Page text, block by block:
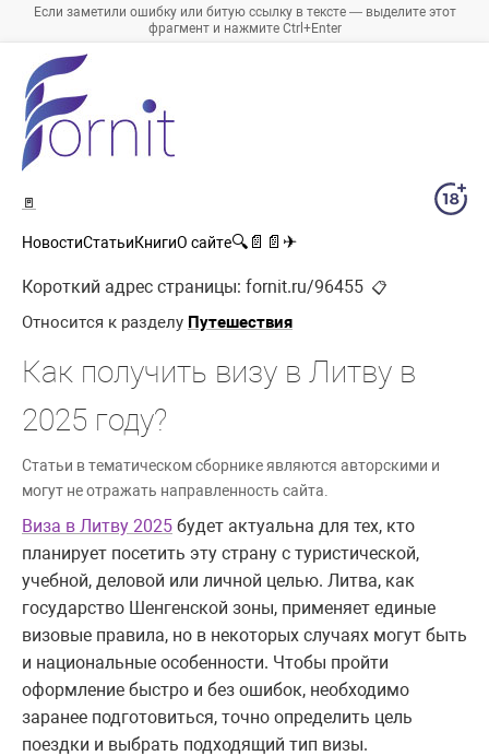
Если заметили ошибку или битую ссылку в тексте — выделите этот
фрагмент и нажмите Ctrl+Enter
🚪
НовостиСтатьиКнигиО сайте🔍 📄 📄 ✈
Короткий адрес страницы: fornit.ru/96455 📋
Относится к разделу Путешествия
Как получить визу в Литву в
2025 году?
Статьи в тематическом сборнике являются авторскими и
могут не отражать направленность сайта.
Виза в Литву 2025 будет актуальна для тех, кто
планирует посетить эту страну с туристической,
учебной, деловой или личной целью. Литва, как
государство Шенгенской зоны, применяет единые
визовые правила, но в некоторых случаях могут быть
и национальные особенности. Чтобы пройти
оформление быстро и без ошибок, необходимо
заранее подготовиться, точно определить цель
поездки и выбрать подходящий тип визы.